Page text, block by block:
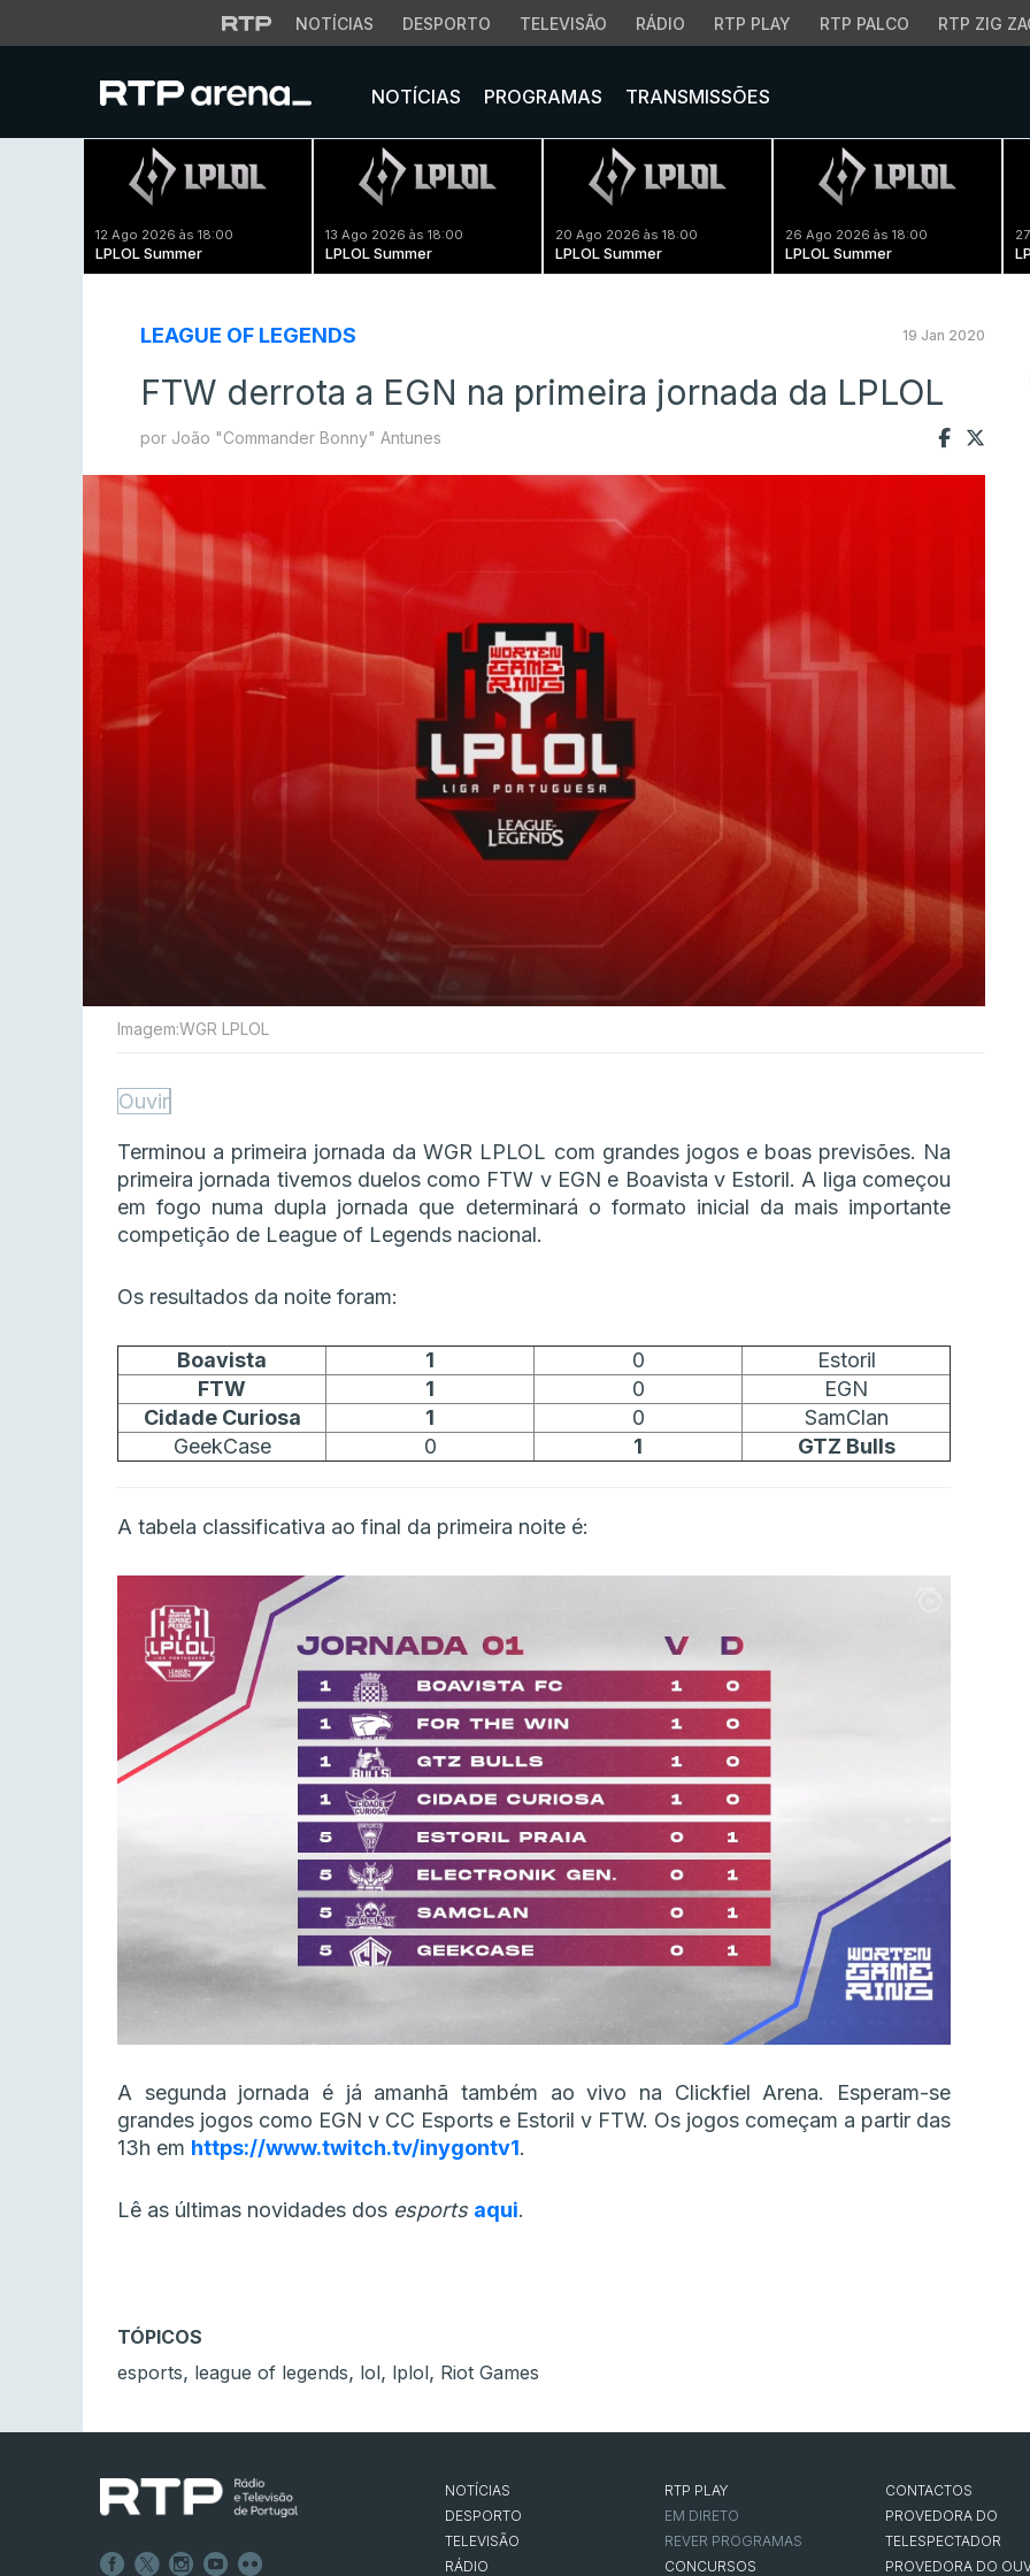
NOTÍCIAS DESPORTO TELEVISÃO RÁDIO RTP PLAY RTP PALCO RTP ZIG
NOTÍCIAS PROGRAMAS TRANSMISSÕES
12 Ago 2026 às 18:00
LPLOL Summer
13 Ago 2026 às 18:00
LPLOL Summer
20 Ago 2026 às 18:00
LPLOL Summer
26 Ago 2026 às 18:00
LPLOL Summer
LEAGUE OF LEGENDS 19 Jan 2020
FTW derrota a EGN na primeira jornada da LPLOL
por João "Commander Bonny" Antunes
Imagem:WGR LPLOL
Ouvir
Terminou a primeira jornada da WGR LPLOL com grandes jogos e boas previsões. Na
primeira jornada tivemos duelos como FTW v EGN e Boavista v Estoril. A liga começou
em fogo numa dupla jornada que determinará o formato inicial da mais importante
competição de League of Legends nacional.
Os resultados da noite foram:
Boavista 1 0
Estoril
FTW
1 0
EGN
Cidade Curiosa
1 0
SamClan
GeekCase
0 1 GTZ Bulls
A tabela classificativa ao final da primeira noite é:
A segunda jornada é já amanhã também ao vivo na Clickfiel Arena. Esperam-se
grandes jogos como EGN v CC Esports e Estoril v FTW. Os jogos começam a partir das
13h em https://www.twitch.tv/inygontv1.
Lê as últimas novidades dos esports aqui.
TÓPICOS
esports, league of legends, lol, lplol, Riot Games
NOTÍCIAS
DESPORTO
TELEVISÃO
RÁDIO
RTP PLAY
EM DIRETO
REVER PROGRAMAS
CONCURSOS
CONTACTOS
PROVEDORA DO
TELESPECTADOR
PROVEDORA DO